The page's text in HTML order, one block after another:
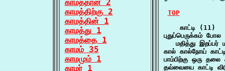
காமத்தான் 2
காமத்திற்கு 2
காமத்தின் 1
காமத்து 1
காமத்தை 1
காமம் 35
காமமும் 1
காமர் 1
TOP
    காட்டி (11)
புதுப்பெருக்கம்
மதித்து இறப்பர்
கால் கால்நோய்
பாம்பிற்கு ஒரு
தவ்வையை காட்டி